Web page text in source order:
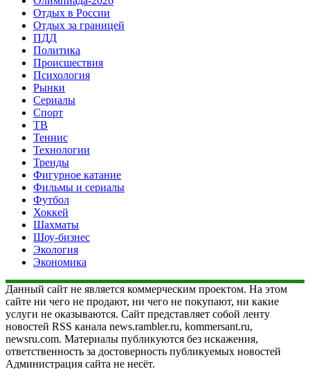
Отдых в России
Отдых за границей
ПДД
Политика
Происшествия
Психология
Рынки
Сериалы
Спорт
ТВ
Теннис
Технологии
Тренды
Фигурное катание
Фильмы и сериалы
Футбол
Хоккей
Шахматы
Шоу-бизнес
Экология
Экономика
Данный сайт не является коммерческим проектом. На этом
сайте ни чего не продают, ни чего не покупают, ни какие
услуги не оказываются. Сайт представляет собой ленту
новостей RSS канала news.rambler.ru, kommersant.ru,
newsru.com. Материалы публикуются без искажения,
ответственность за достоверность публикуемых новостей
Администрация сайта не несёт.